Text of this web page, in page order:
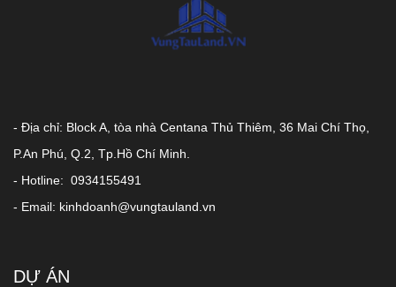
- Địa chỉ: Block A, tòa nhà Centana Thủ Thiêm, 36 Mai Chí Thọ,
P.An Phú, Q.2, Tp.Hồ Chí Minh.
- Hotline: 0934155491
- Email: kinhdoanh@vungtauland.vn
DỰ ÁN